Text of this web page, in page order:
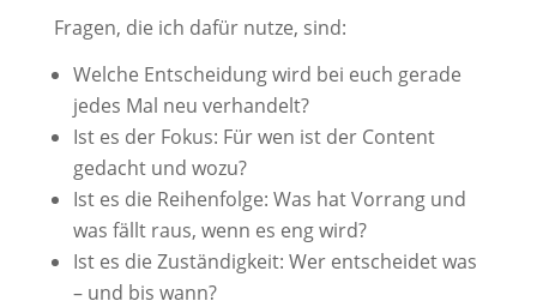
Fragen, die ich dafür nutze, sind:
Welche Entscheidung wird bei euch gerade
jedes Mal neu verhandelt?
Ist es der Fokus: Für wen ist der Content
gedacht und wozu?
Ist es die Reihenfolge: Was hat Vorrang und
was fällt raus, wenn es eng wird?
Ist es die Zuständigkeit: Wer entscheidet was
– und bis wann?